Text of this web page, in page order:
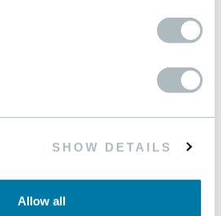
SHOW DETAILS
Allow all